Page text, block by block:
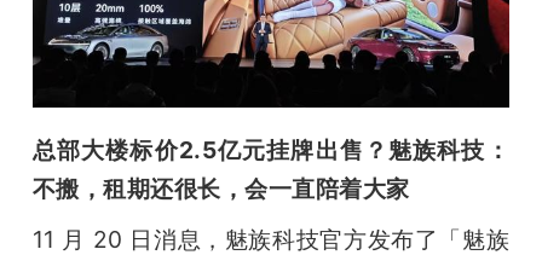
总部大楼标价2.5亿元挂牌出售？魅族科技：
不搬，租期还很长，会一直陪着大家
11 月 20 日消息，魅族科技官方发布了「魅族